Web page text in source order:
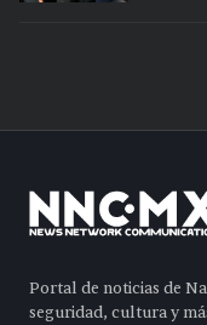
Portal de noticias de
seguridad, cultura y